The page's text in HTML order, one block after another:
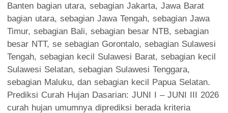
Banten bagian utara, sebagian Jakarta, Jawa Barat
bagian utara, sebagian Jawa Tengah, sebagian Jawa
Timur, sebagian Bali, sebagian besar NTB, sebagian
besar NTT, se sebagian Gorontalo, sebagian Sulawesi
Tengah, sebagian kecil Sulawesi Barat, sebagian kecil
Sulawesi Selatan, sebagian Sulawesi Tenggara,
sebagian Maluku, dan sebagian kecil Papua Selatan.
Prediksi Curah Hujan Dasarian: JUNI I – JUNI III 2026
curah hujan umumnya diprediksi berada kriteria